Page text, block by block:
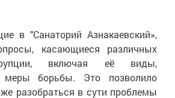
в "Санаторий Азнакаевский»,
касающиеся различных
включая её виды,
меры борьбы. Это позволило
разобраться в сути проблемы